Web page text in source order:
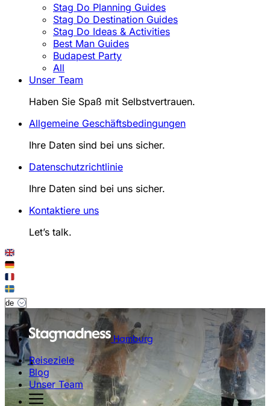
Stag Do Planning Guides
Stag Do Destination Guides
Stag Do Ideas & Activities
Best Man Guides
Budapest Party
All
Unser Team
Haben Sie Spaß mit Selbstvertrauen.
Allgemeine Geschäftsbedingungen
Ihre Daten sind bei uns sicher.
Datenschutzrichtlinie
Ihre Daten sind bei uns sicher.
Kontaktiere uns
Let’s talk.
Hamburg
Reiseziele
Blog
Unser Team